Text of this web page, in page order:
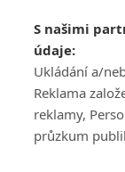
Šéfredaktorkou
Máte-li zájem o
Ochrana osobních
S našimi
údaje:
Ukládání a/
Reklama
reklamy,
průzkum